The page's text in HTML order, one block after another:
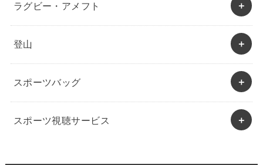
ラグビー・アメフト
登山
スポーツバッグ
スポーツ視聴サービス